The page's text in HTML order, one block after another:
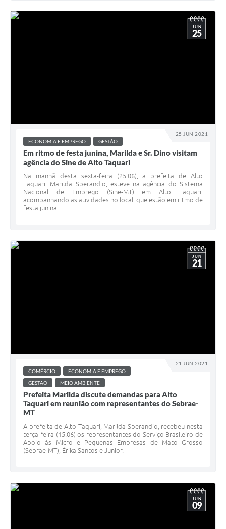
25 JUN 2021
JUN
25
ECONOMIA E EMPREGO GESTÃO
Em ritmo de festa junina, Marilda e Sr. Dino visitam
agência do Sine de Alto Taquari
Na manhã desta sexta-feira (25.06), a prefeita de Alto
Taquari, Marilda Sperandio, esteve na agência do Sistema
Nacional de Emprego (Sine-MT) em Alto Taquari,
acompanhando as atividades no local, que estão em ritmo de
festa junina.
21 JUN 2021
JUN
21
COMÉRCIO
ECONOMIA E EMPREGO
GESTÃO
MEIO AMBIENTE
Prefeita Marilda discute demandas para Alto
Taquari em reunião com representantes do Sebrae-
MT
A prefeita de Alto Taquari, Marilda Sperandio, recebeu nesta
terça-feira (15.06) os representantes do Serviço Brasileiro de
Apoio às Micro e Pequenas Empresas de Mato Grosso
(Sebrae-MT), Érika Santos e Junior.
JUN
09